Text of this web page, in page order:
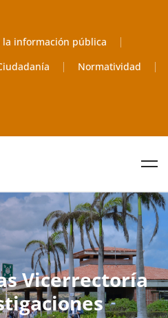
la información pública
Normatividad
Vicerrectoría